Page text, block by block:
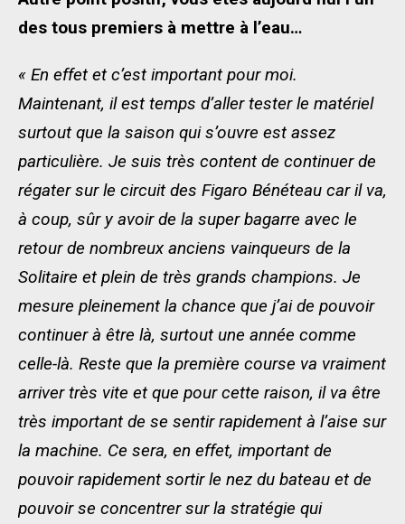
des tous premiers à mettre à l’eau…
« En effet et c’est important pour moi.
Maintenant, il est temps d’aller tester le matériel
surtout que la saison qui s’ouvre est assez
particulière. Je suis très content de continuer de
régater sur le circuit des Figaro Bénéteau car il va,
à coup, sûr y avoir de la super bagarre avec le
retour de nombreux anciens vainqueurs de la
Solitaire et plein de très grands champions. Je
mesure pleinement la chance que j’ai de pouvoir
continuer à être là, surtout une année comme
celle-là. Reste que la première course va vraiment
arriver très vite et que pour cette raison, il va être
très important de se sentir rapidement à l’aise sur
la machine. Ce sera, en effet, important de
pouvoir rapidement sortir le nez du bateau et de
pouvoir se concentrer sur la stratégie qui